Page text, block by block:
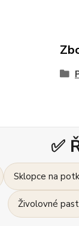
✅
Sklopce na
Živolovné